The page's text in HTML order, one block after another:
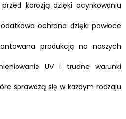
korozją dzięki ocynkowaniu
ochrona dzięki powłoce
produkcją na naszych
UV i trudne warunki
sprawdzą się w każdym rodzaju